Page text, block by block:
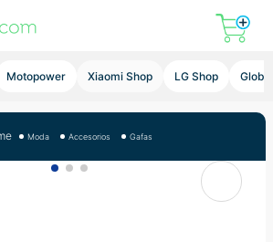
Motopower Xiaomi Shop LG Shop Global
Moda Accesorios Gafas